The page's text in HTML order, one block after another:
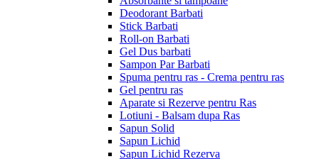
Deodorant Barbati
Stick Barbati
Roll-on Barbati
Gel Dus barbati
Sampon Par Barbati
Spuma pentru ras - Crema pentru ras
Gel pentru ras
Aparate si Rezerve pentru Ras
Lotiuni - Balsam dupa Ras
Sapun Solid
Sapun Lichid
Sapun Lichid Rezerva